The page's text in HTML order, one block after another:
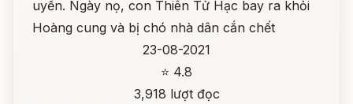
uyển. Ngày nọ, con Thiên Tử Hạc bay ra khỏi
Hoàng cung và bị chó nhà dân cắn chết
23-08-2021
⭐ 4.8
3,918 lượt đọc